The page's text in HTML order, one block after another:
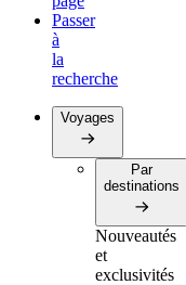
Passer
à
la
recherche
Voyages
Par
destinations
Nouveautés
et
exclusivités